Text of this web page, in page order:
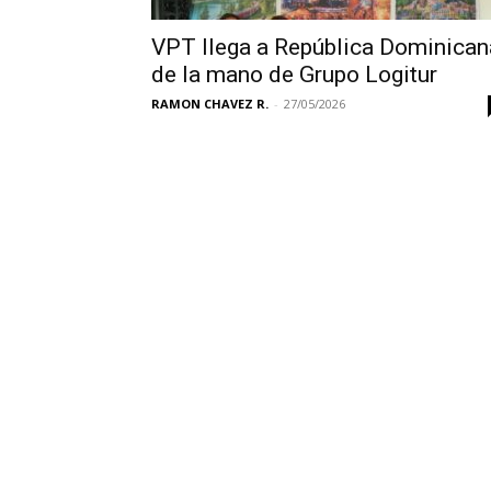
VPT llega a República
de la mano de Grupo Logitur
RAMON CHAVEZ R. - 27/05/2026